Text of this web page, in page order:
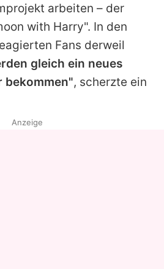
arbeiten – der
with Harry". In den
Fans derweil
gleich ein neues
bekommen", scherzte ein
Anzeige